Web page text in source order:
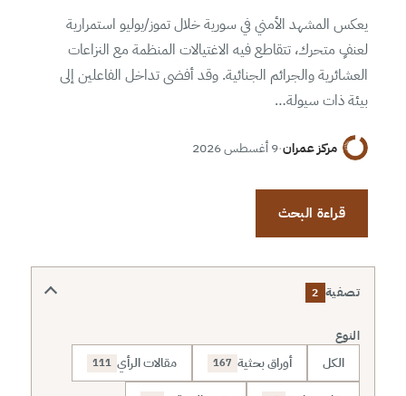
يعكس المشهد الأمني في سورية خلال تموز/يوليو استمرارية
لعنفٍ متحرك، تتقاطع فيه الاغتيالات المنظمة مع النزاعات
العشائرية والجرائم الجنائية. وقد أفضى تداخل الفاعلين إلى
بيئة ذات سيولة…
مركز عمران·9 أغسطس 2026
قراءة البحث
تصفية 2
النوع
الكل أوراق بحثية 167 مقالات الرأي 111